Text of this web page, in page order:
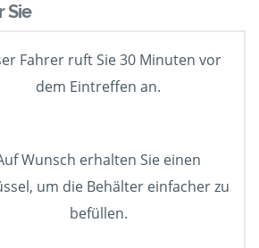
Sie
Fahrer ruft Sie 30 Minuten vor
dem Eintreffen an.
Wunsch erhalten Sie einen
um die Behälter einfacher zu
befüllen.